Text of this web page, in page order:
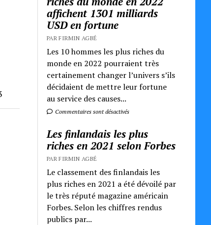
affichent 1301 milliards
USD en fortune
PAR FIRMIN AGBÉ
Les 10 hommes les plus riches du
monde en 2022 pourraient très
certainement changer l’univers s’ils
décidaient de mettre leur fortune
au service des causes...
Commentaires sont désactivés
Les finlandais les plus
riches en 2021 selon Forbes
PAR FIRMIN AGBÉ
Le classement des finlandais les
plus riches en 2021 a été dévoilé par
le très réputé magazine américain
Forbes. Selon les chiffres rendus
publics par...